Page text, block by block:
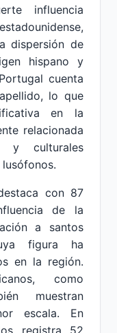
influencia
dispersión de
hispano y
cuenta
lo que
en la
relacionada
y culturales
con 87
de la
a santos
figura ha
en la región.
como
muestran
escala. En
registra 52